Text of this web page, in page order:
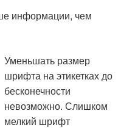
информации, чем
Уменьшать размер
шрифта на этикетках до
бесконечности
невозможно. Слишком
мелкий шрифт